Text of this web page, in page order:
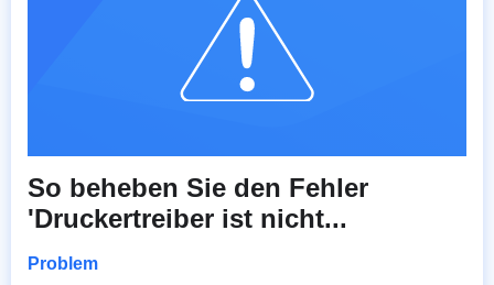
So beheben Sie den Fehler
'Druckertreiber ist nicht...
Problem